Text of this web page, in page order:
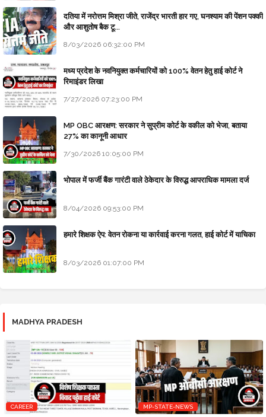
दतिया में नरोत्तम मिश्रा जीते, राजेंद्र भारती हार गए, घनश्याम की पेंशन पक्की
और आशुतोष बैक टू...
8/03/2026 06:32:00 PM
मध्य प्रदेश के नवनियुक्त कर्मचारियों को 100% वेतन हेतु हाई कोर्ट ने
रिमाइंडर लिखा
7/27/2026 07:23:00 PM
MP OBC आरक्षण: सरकार ने सुप्रीम कोर्ट के वकील को भेजा, बताया
27% का कानूनी आधार
7/30/2026 10:05:00 PM
भोपाल में फर्जी बैंक गारंटी वाले ठेकेदार के विरुद्ध आपराधिक मामला दर्ज
8/04/2026 09:53:00 PM
हमारे शिक्षक ऐप: वेतन रोकना या कार्रवाई करना गलत, हाई कोर्ट में याचिका
8/03/2026 01:07:00 PM
MADHYA PRADESH
CAREER MP-STATE-NEWS